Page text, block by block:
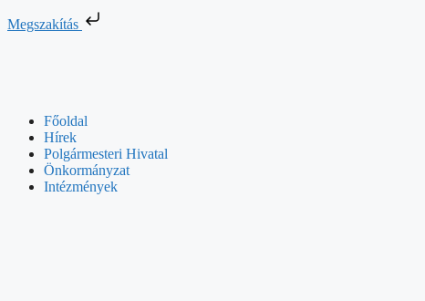
Megszakítás
Főoldal
Hírek
Polgármesteri Hivatal
Önkormányzat
Intézmények